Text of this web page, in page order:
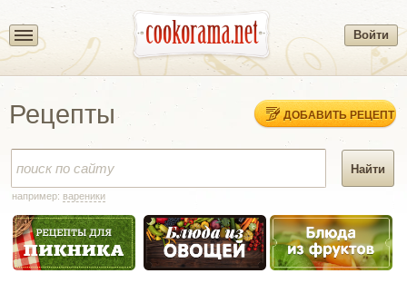
Войти
Рецепты ДОБАВИТЬ РЕЦЕПТ
например: вареники